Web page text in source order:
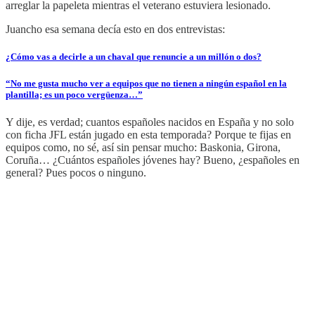
arreglar la papeleta mientras el veterano estuviera lesionado.
Juancho esa semana decía esto en dos entrevistas:
¿Cómo vas a decirle a un chaval que renuncie a un millón o dos?
“No me gusta mucho ver a equipos que no tienen a ningún español en la
plantilla; es un poco vergüenza…”
Y dije, es verdad; cuantos españoles nacidos en España y no solo
con ficha JFL están jugado en esta temporada? Porque te fijas en
equipos como, no sé, así sin pensar mucho: Baskonia, Girona,
Coruña… ¿Cuántos españoles jóvenes hay? Bueno, ¿españoles en
general? Pues pocos o ninguno.